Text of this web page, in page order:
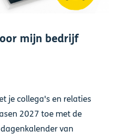
mijn bedrijf
je collega's en relaties
2027 toe met de
van